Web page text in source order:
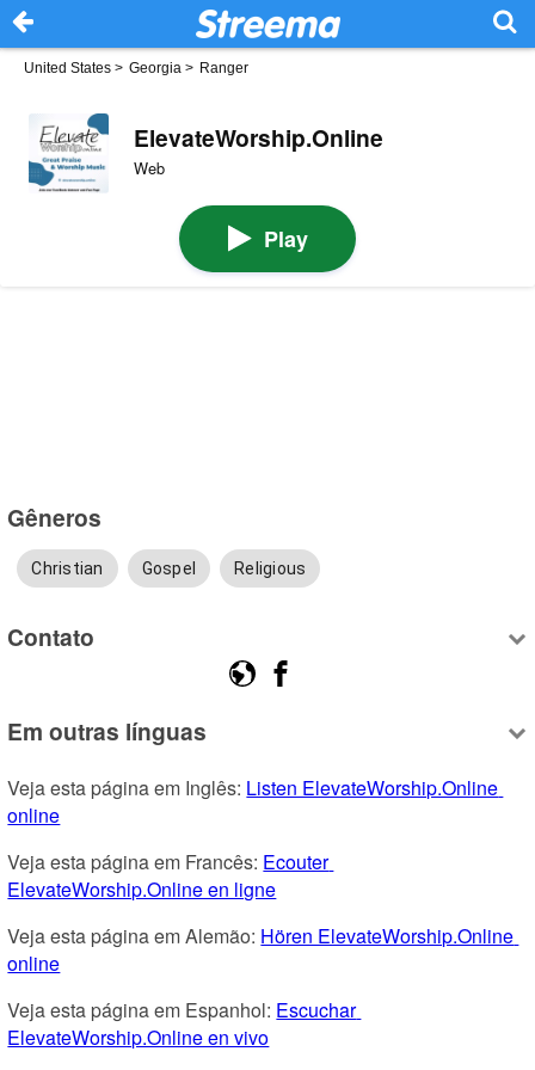
United States > Georgia > Ranger
ElevateWorship.Online
Web
Play
Gêneros
Christian Gospel Religious
Contato
Em outras línguas
Veja esta página em Inglês: Listen ElevateWorship.Online
online
Veja esta página em Francês: Ecouter
ElevateWorship.Online en ligne
Veja esta página em Alemão: Hören ElevateWorship.Online
online
Veja esta página em Espanhol: Escuchar
ElevateWorship.Online en vivo